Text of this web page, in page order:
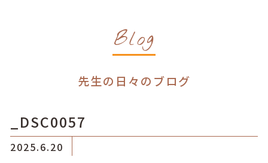
Blog
先生の日々のブログ
_DSC0057
2025.6.20